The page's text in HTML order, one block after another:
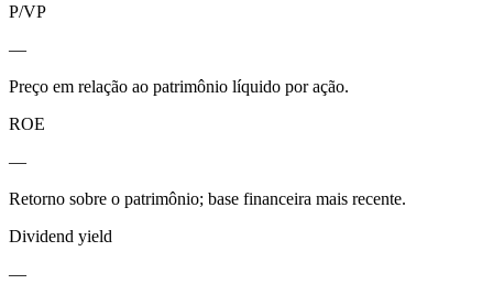
P/VP
—
Preço em relação ao patrimônio líquido por ação.
ROE
—
Retorno sobre o patrimônio; base financeira mais recente.
Dividend yield
—